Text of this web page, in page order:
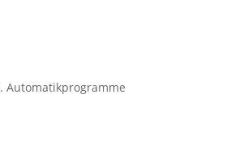
Automatikprogramme